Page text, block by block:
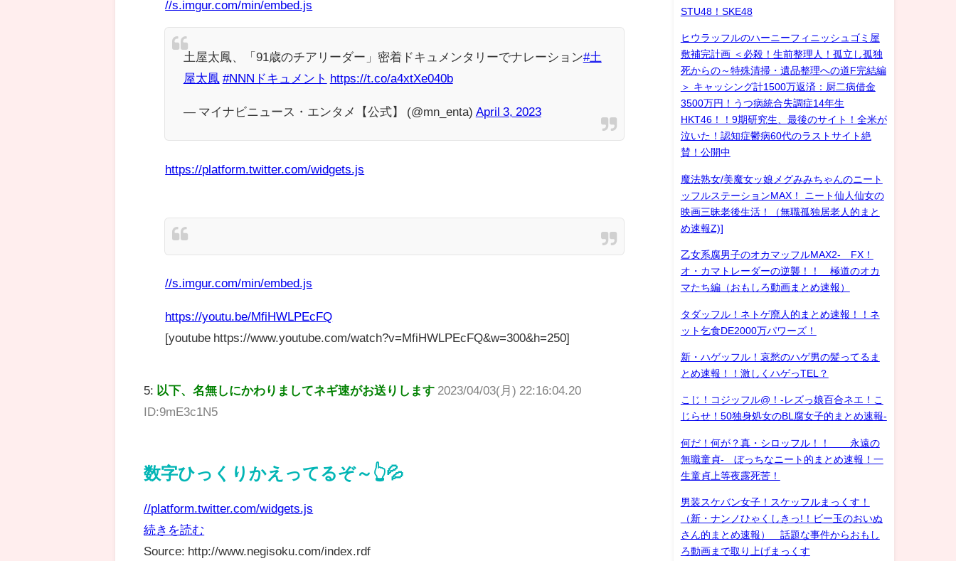
//s.imgur.com/min/embed.js
土屋太鳳、「91歳のチアリーダー」密着ドキュメンタリーでナレーション#土
屋太鳳 #NNNドキュメント https://t.co/a4xtXe040b
— マイナビニュース・エンタメ【公式】 (@mn_enta) April 3, 2023
https://platform.twitter.com/widgets.js
//s.imgur.com/min/embed.js
https://youtu.be/MfiHWLPEcFQ
[youtube https://www.youtube.com/watch?v=MfiHWLPEcFQ&w=300&h=250]
5: 以下、名無しにかわりましてネギ速がお送りします 2023/04/03(月) 22:16:04.20
ID:9mE3c1N5
数字ひっくりかえってるぞ～👆💦
//platform.twitter.com/widgets.js
続きを読む
Source: http://www.negisoku.com/index.rdf
STU48！SKE48
ヒウラッフルのハーニーフィニッシュゴミ屋
敷補完計画 ＜必殺！生前整理人！孤立し孤独
死からの～特殊清掃・遺品整理への道F完結編
＞ キャッシング計1500万返済：厨二病借金
3500万円！うつ病統合失調症14年生
HKT46！！9期研究生、最後のサイト！全米が
泣いた！認知症鬱病60代のラストサイト絶
賛！公開中
魔法熟女/美魔女ッ娘メグみみちゃんのニート
ッフルステーションMAX！ ニート仙人仙女の
映画三昧老後生活！（無職孤独居老人的まと
め速報Z)]
乙女系腐男子のオカマッフルMAX2- FX！
オ・カマトレーダーの逆襲！！ 極道のオカ
マたち編（おもしろ動画まとめ速報）
タダッフル！ネトゲ廃人的まとめ速報！！ネ
ット乞食DE2000万パワーズ！
新・ハゲッフル！哀愁のハゲ男の髪ってるま
とめ速報！！激しくハゲっTEL？
こじ！コジッフル@！-レズっ娘百合ネエ！こ
じらせ！50独身処女のBL腐女子的まとめ速報-
何だ！何が？真・シロッフル！！ 永遠の
無職童貞- ぼっちなニート的まとめ速報！一
生童貞上等夜露死苦！
男装スケバン女子！スケッフルまっくす！
（新・ナンノひゃくしきっ!！ビー玉のおいぬ
さん的まとめ速報） 話題な事件からおもし
ろ動画まで取り上げまっくす